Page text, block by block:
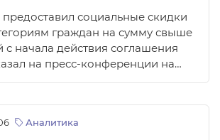
социальные скидки
граждан на сумму свыше
с начала действия соглашения
на пресс-конференции на…
Аналитика